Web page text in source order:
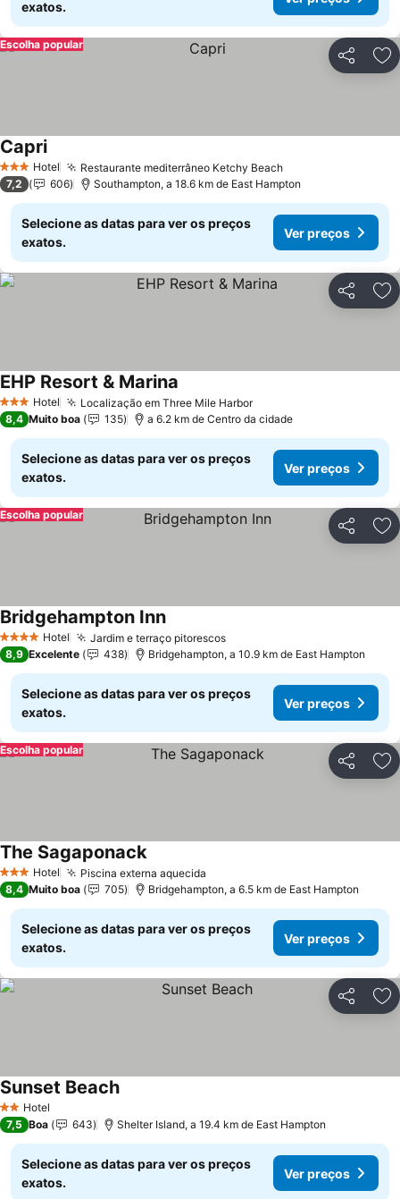
exatos.
Partilhar
Escolha popular
3 EstrelasHotel Restaurante mediterrâneo Ketchy Beach
Capri
7,2 606 Southampton, a 18.6 km de East Hampton
Selecione as datas para ver os preços
exatos.
Ver preços
Partilhar
3 EstrelasHotel Localização em Three Mile Harbor
EHP Resort & Marina
8,4 Muito boa 135 a 6.2 km de Centro da cidade
Selecione as datas para ver os preços
exatos.
Ver preços
Partilhar
Escolha popular
4 EstrelasHotel Jardim e terraço pitorescos
Bridgehampton Inn
8,9 Excelente 438 Bridgehampton, a 10.9 km de East Hampton
Selecione as datas para ver os preços
exatos.
Ver preços
Partilhar
Escolha popular
3 EstrelasHotel Piscina externa aquecida
The Sagaponack
8,4 Muito boa 705 Bridgehampton, a 6.5 km de East Hampton
Selecione as datas para ver os preços
exatos.
Ver preços
Partilhar
2 Estrelas
Hotel
Sunset Beach
7,5 Boa 643 Shelter Island, a 19.4 km de East Hampton
Selecione as datas para ver os preços
exatos.
Ver preços